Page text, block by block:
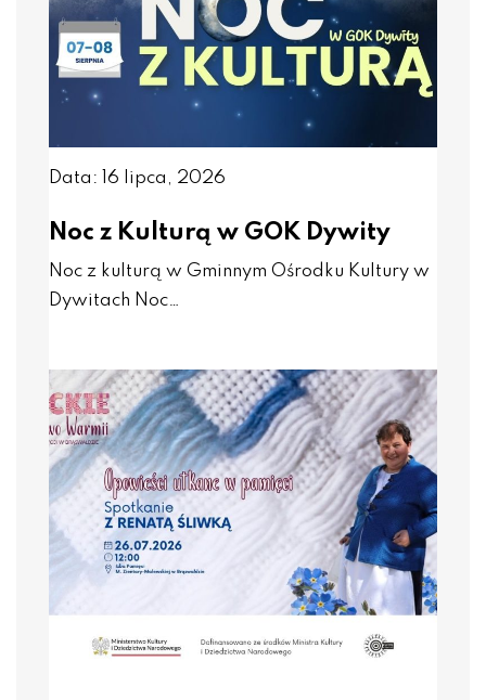
Data: 16 lipca, 2026
Noc z Kulturą w GOK Dywity
Noc z kulturą w Gminnym Ośrodku Kultury w
Dywitach Noc…